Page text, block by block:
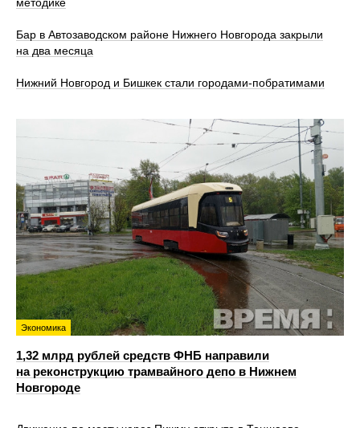
Бар в Автозаводском районе Нижнего Новгорода закрыли
на два месяца
Нижний Новгород и Бишкек стали городами-побратимами
Экономика
1,32 млрд рублей средств ФНБ направили
на реконструкцию трамвайного депо в Нижнем
Новгороде